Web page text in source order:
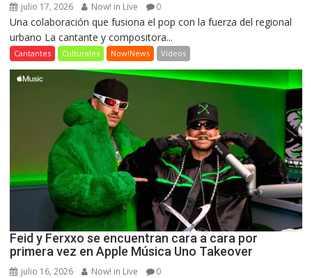
julio 17, 2026 Now! in Live 0
Una colaboración que fusiona el pop con la fuerza del regional
urbano La cantante y compositora...
Cantantes Culturales Now!News Videos
Feid y Ferxxo se encuentran cara a cara por
primera vez en Apple Música Uno Takeover
julio 16, 2026 Now! in Live 0